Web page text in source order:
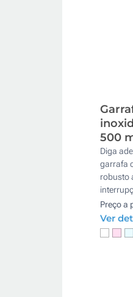
500
Diga
garrafa
robusto
Preço a
Ver